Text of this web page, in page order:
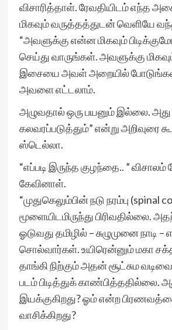
விசாரித்தாள். ரேவதியிடம் எந்த
மிகவும் வருத்தத்துடன் வெளியே
“அவளுக்கு என்ன மிகவும்
செய்து வாருங்கள். அவளுக்கு
இசையை அவள் அறையில்
அவளை எட்டலாம்.
அழுவதால் ஒரு பயனும் இல்லை.
கலவரப்படுத்தும்” என்று அறிவுரை
ஸ்டெல்லா.
“எப்படி இருந்த குழந்தை.. ” விசாலம்
கேவினாள்.
“முதுகெலும்பின் நடு நரம்பு (spinal
மூளையிடமிருந்து பிரிவதில்லை.
ஓடுவது தமிழில் – சுழுமுனை நாடி –
சொல்வார்கள். உயிரென்னும் மகா
தாங்கி நிற்கும் அதன் சூட்சும
படம் பிடித்துக் காண்பித்ததில்லை.
இயக்குகிறது? ஓம் என்ற
வாசிக்கிறது?